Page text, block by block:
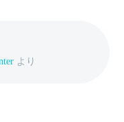
より